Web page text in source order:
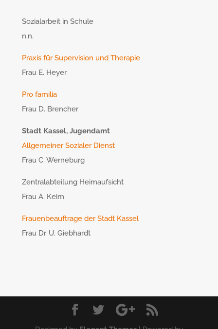
Sozialarbeit in Schule
n.n.
Praxis für Supervision und Therapie
Frau E. Heyer
Pro familia
Frau D. Brencher
Stadt Kassel, Jugendamt
Allgemeiner Sozialer Dienst
Frau C. Werneburg
Zentralabteilung Heimaufsicht
Frau A. Keim
Frauenbeauftrage der Stadt Kassel
Frau Dr. U. Giebhardt